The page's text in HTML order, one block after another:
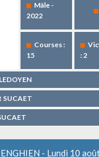
Mâle -
2022
Courses :
15
: 2
SUCAET
- Lundi 10